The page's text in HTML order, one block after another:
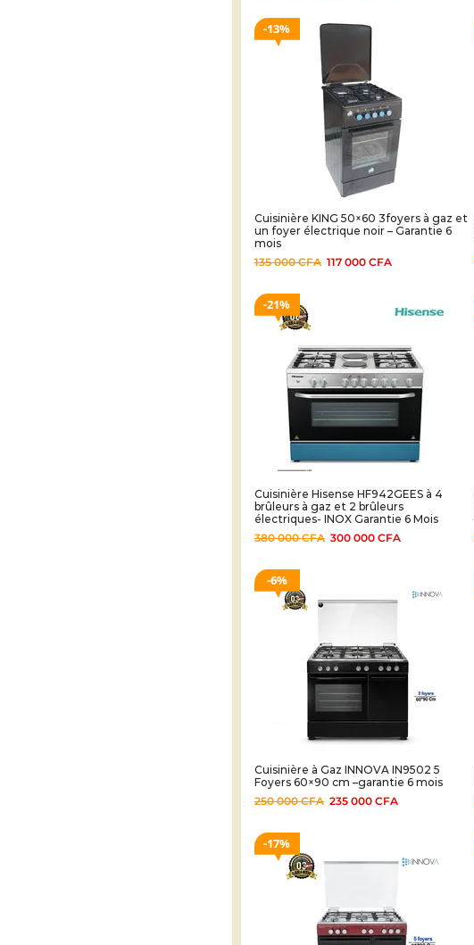
13%
Cuisinière KING 50×60 3foyers à gaz et
un foyer électrique noir – Garantie 6
mois
135 000CFA 117 000 CFA
21%
Cuisinière Hisense HF942GEES à 4
brûleurs à gaz et 2 brûleurs
électriques- INOX Garantie 6 Mois
380 000CFA 300 000 CFA
6%
Cuisinière à Gaz INNOVA IN9502 5
Foyers 60×90 cm –garantie 6 mois
250 000CFA 235 000 CFA
17%